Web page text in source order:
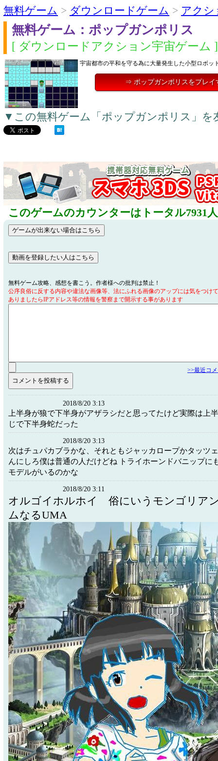
無料ゲーム > ダウンロードゲーム > アクシ
無料ゲーム：ポップガンポリス
[ ダウンロードアクション宇宙ゲーム ]
宇宙都市の平和を守る為に大量発生した小型ロボッ
⇒ ポップガンポリスをプレイ
▼この無料ゲーム「ポップガンポリス」を
このゲームのカウンターはトータル7931
無料ゲーム攻略、感想を書こう。作者様への批判は禁止！
公序良俗に反する内容や違法な画像等、法にふれる画像のアップには気をつけ
ありましたらIPアドレス等の情報を警察まで開示する事があります
>>最近コ
2018/8/20 3:13
上半身が狼で下半身がアザラシだと思ってたけど実際は上
じで下半身蛇だった
2018/8/20 3:13
次はチュパカブラかな、それともジャッカロープかタッツ
んにしろ僕は普通の人だけどね トライホーンドバニップに
モデルがいるのかな
2018/8/20 3:11
オルゴイホルホイ 俗にいうモンゴリア
ムなるUMA